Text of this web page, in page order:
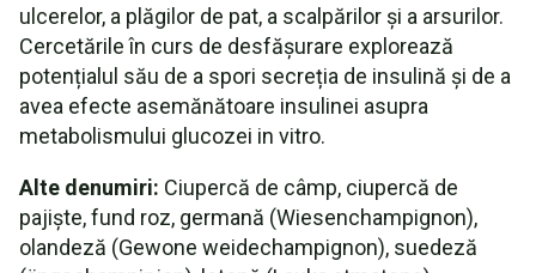
ulcerelor, a plăgilor de pat, a scalpărilor și a arsurilor.
Cercetările în curs de desfășurare explorează
potențialul său de a spori secreția de insulină și de a
avea efecte asemănătoare insulinei asupra
metabolismului glucozei in vitro.
Alte denumiri: Ciupercă de câmp, ciupercă de
pajiște, fund roz, germană (Wiesenchampignon),
olandeză (Gewone weidechampignon), suedeză